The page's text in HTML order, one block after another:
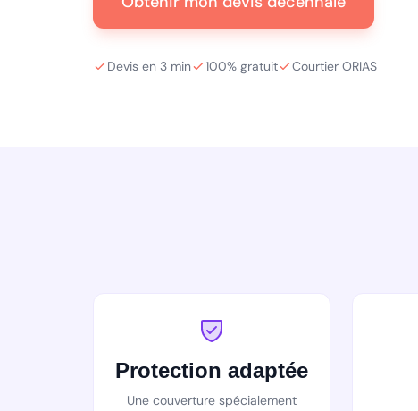
Devis en 3 min 100% gratuit Courtier ORIAS
Protection adaptée
Une couverture spécialement